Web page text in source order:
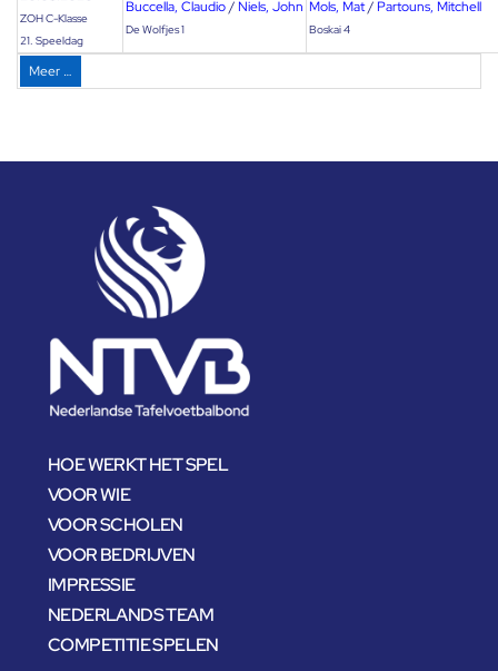
ZOH C-Klasse
21. Speeldag
Buccella, Claudio/ Niels, John
De Wolfjes 1
Mols, Mat/ Partouns, Mitchell
Boskai 4
Meer …
HOE WERKT HET SPEL
VOOR WIE
VOOR SCHOLEN
VOOR BEDRIJVEN
IMPRESSIE
NEDERLANDS TEAM
COMPETITIE SPELEN